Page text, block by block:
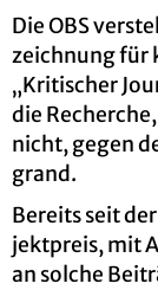
Die OBS
zeich­nung für
„Kri­ti­scher
die
nicht, gegen
g­rand.
Be­reits seit
jekt­preis, mit
an sol­che